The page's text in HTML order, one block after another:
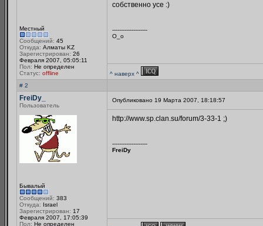
Местный
Сообщений: 45
Откуда: Алматы KZ
Зарегистрирован: 26
Февраля 2007, 05:05:11
Пол: Не определен
Статус: offline
собственно усе :)
--------------------
О_о
^ наверх ^
# 2
FreiDy_
Пользователь
Бывалый
Сообщений: 383
Откуда: Israel
Зарегистрирован: 17
Февраля 2007, 17:05:39
Пол: Не определен
Опубликовано 19 Марта 2007, 18:18:57
http://www.sp.clan.su/forum/3-33-1 ;)
--------------------
FreiDy